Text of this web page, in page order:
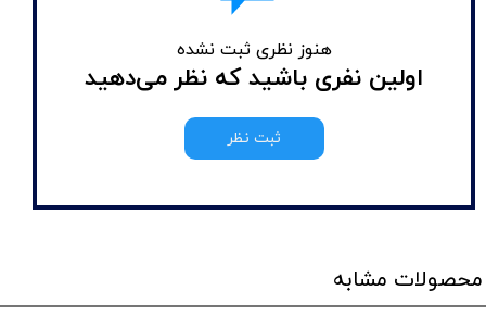
هنوز نظری ثبت نشده
اولین نفری باشید که نظر می‌دهید
ثبت نظر
محصولات مشابه